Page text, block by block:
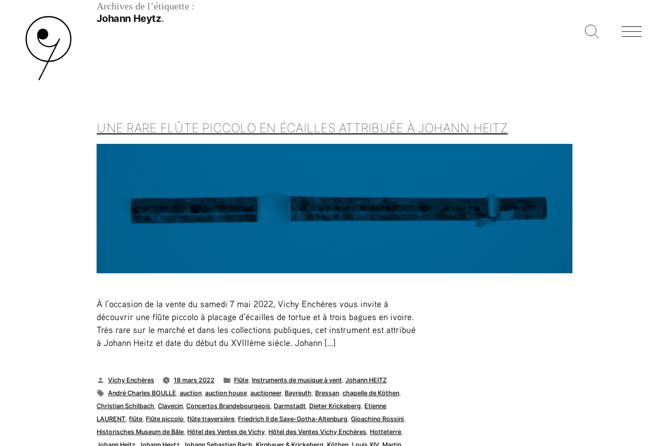
Archives de l’étiquette :
Johann Heytz
UNE RARE FLÛTE PICCOLO EN ÉCAILLES ATTRIBUÉE À JOHANN HEITZ
À l’occasion de la vente du samedi 7 mai 2022, Vichy Enchères vous invite à
découvrir une flûte piccolo à placage d’écailles de tortue et à trois bagues en ivoire.
Très rare sur le marché et dans les collections publiques, cet instrument est attribué
à Johann Heitz et date du début du XVIIIème siècle. Johann […]
Publié
par
Vichy Enchères 18 mars 2022
Publié
dans
Flûte, Instruments de musique à vent Johann HEITZ
Étiquettes :
André Charles BOULLE auction, auction house, auctioneer, Bayreuth Bressan, chapelle de Köthen,
Christian Schilbach ,Clavecin ,Concertos Brandebourgeois Darmstadt Dieter Krickeberg Etienne
LAURENT ,flûte Flûte piccolo ,flûte traversière Friedrich II de Saxe-Gotha-Altenburg ,Gioachino Rossini
Historisches Museum de Bâle Hôtel des Ventes de Vichy Hôtel des Ventes Vichy Enchères Hotteterre